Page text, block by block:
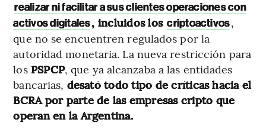
realizar ni facilitar a sus clientes operaciones con
activos digitales, incluidos los criptoactivos,
que no se encuentren regulados por la
autoridad monetaria. La nueva restricción para
los PSPCP, que ya alcanzaba a las entidades
bancarias, desató todo tipo de críticas hacia el
BCRA por parte de las empresas cripto que
operan en la Argentina.